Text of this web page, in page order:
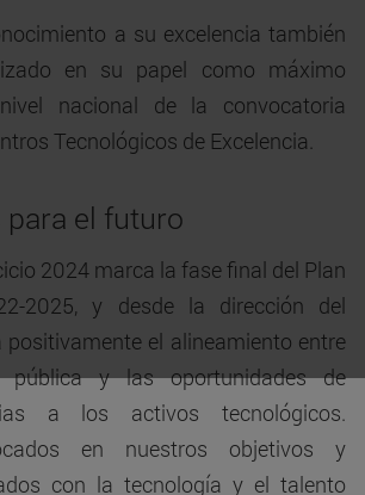
a su excelencia también
en su papel como máximo
nacional de la convocatoria
Tecnológicos de Excelencia.
para el futuro
2024 marca la fase final del Plan
2025, y desde la dirección del
positivamente el alineamiento entre
pública y las oportunidades de
a los activos tecnológicos.
en nuestros objetivos y
con la tecnología y el talento